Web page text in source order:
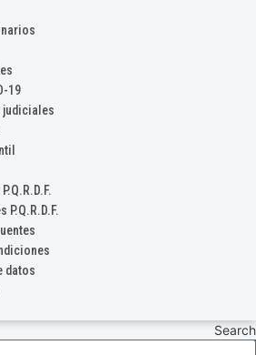
19
judiciales
P.Q.R.D.F.
datos
Search